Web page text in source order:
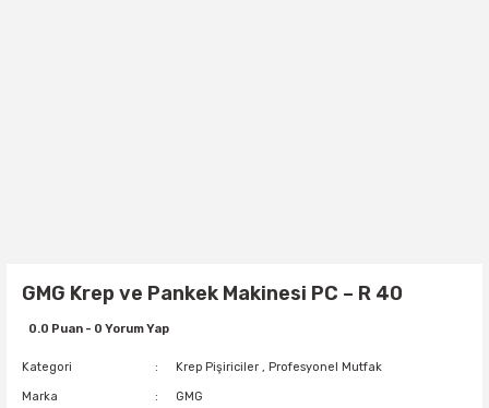
GMG Krep ve Pankek Makinesi PC – R 40
0.0 Puan - 0 Yorum Yap
Kategori Krep Pişiriciler , Profesyonel Mutfak
Marka GMG